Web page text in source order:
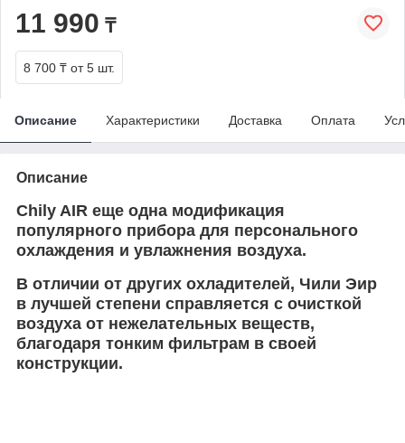
11 990 ₸
8 700 ₸ от 5 шт.
Описание Характеристики Доставка Оплата
Описание
Chily AIR еще одна модификация
популярного прибора для персонального
охлаждения и увлажнения воздуха.
В отличии от других охладителей, Чили Эир
в лучшей степени справляется с очисткой
воздуха от нежелательных веществ,
благодаря тонким фильтрам в своей
конструкции.